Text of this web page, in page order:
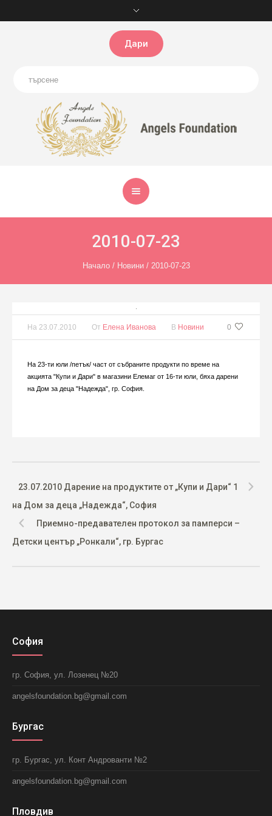
Дари
2010-07-23
Начало / Новини / 2010-07-23
0
На 23.07.2010 От Елена Иванова В Новини
На 23-ти юли /петък/ част от събраните продукти по време на
акцията "Купи и Дари" в магазини Елемаг от 16-ти юли, бяха дарени
на Дом за деца "Надежда", гр. София.
23.07.2010 Дарение на продуктите от „Купи и Дари“ 1
на Дом за деца „Надежда“, София
Приемно-предавателен протокол за памперси –
Детски център „Ронкали“, гр. Бургас
София
гр. София, ул. Лозенец №20
angelsfoundation.bg@gmail.com
Бургас
гр. Бургас, ул. Конт Андрованти №2
angelsfoundation.bg@gmail.com
Пловдив